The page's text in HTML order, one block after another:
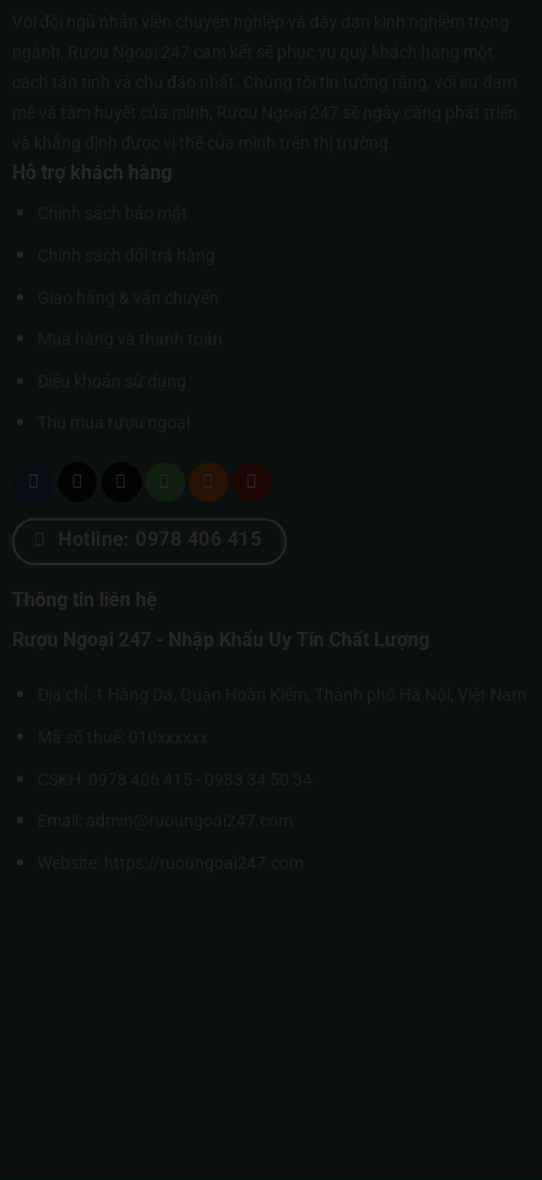
Hỗ trợ khách hàng
Hotline: 0978 406 415
Thông tin liên hệ
Rượu Ngoại 247 - Nhập Khẩu Uy Tín Chất Lượng